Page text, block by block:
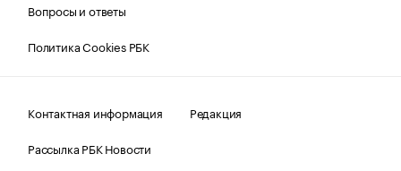
Вопросы и ответы
Политика Cookies РБК
Контактная информация
Редакция
Рассылка РБК Новости